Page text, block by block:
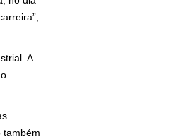
A
também